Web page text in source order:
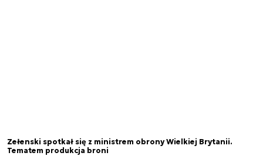
Zełenski spotkał się z ministrem obrony Wielkiej Brytanii.
Tematem produkcja broni